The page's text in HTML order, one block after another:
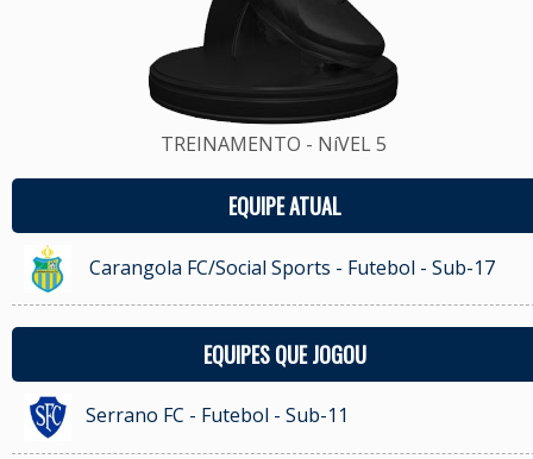
TREINAMENTO - NíVEL 5
EQUIPE ATUAL
Carangola FC/Social Sports - Futebol - Sub-17
EQUIPES QUE JOGOU
Serrano FC - Futebol - Sub-11